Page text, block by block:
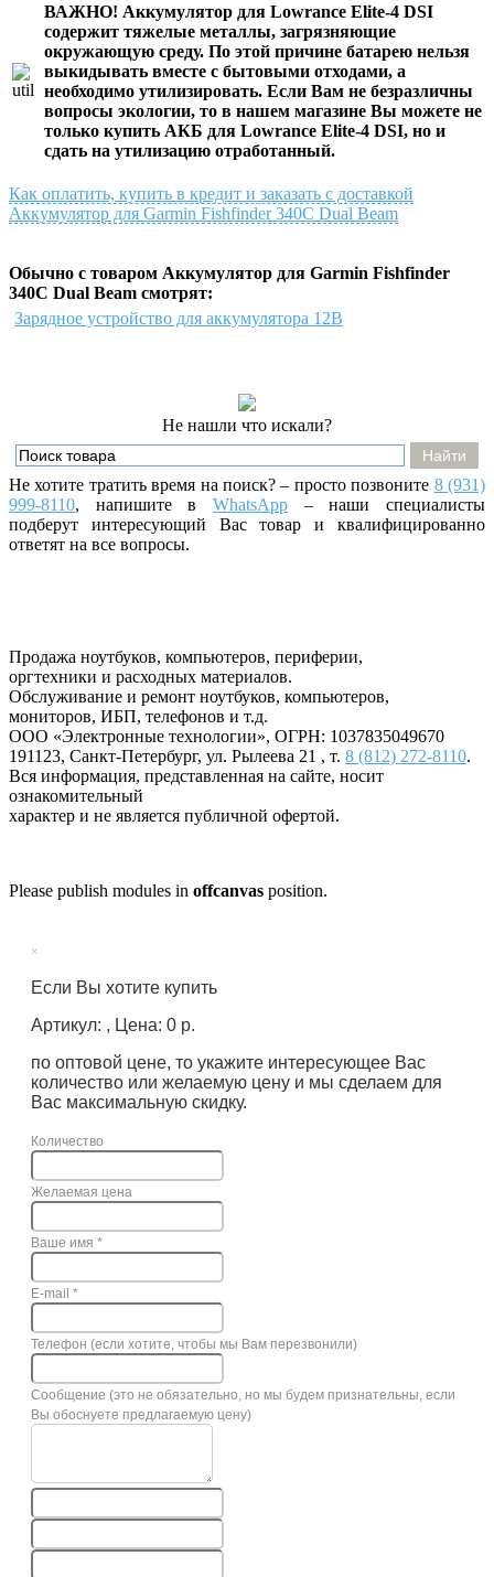
ВАЖНО! Аккумулятор для Lowrance Elite-4 DSI
содержит тяжелые металлы, загрязняющие
окружающую среду. По этой причине батарею нельзя
выкидывать вместе с бытовыми отходами, а
необходимо утилизировать. Если Вам не безразличны
вопросы экологии, то в нашем магазине Вы можете не
только купить АКБ для Lowrance Elite-4 DSI, но и
сдать на утилизацию отработанный.
Как оплатить, купить в кредит и заказать с доставкой
Аккумулятор для Garmin Fishfinder 340C Dual Beam
Обычно с товаром Аккумулятор для Garmin Fishfinder
340C Dual Beam смотрят:
Зарядное устройство для аккумулятора 12В
Не нашли что искали?
Не хотите тратить время на поиск? – просто позвоните 8 (931)
999-8110, напишитевWhatsApp – наши специалисты
подберут интересующий Вас товар и квалифицированно
ответят на все вопросы.
Продажа ноутбуков, компьютеров, периферии,
оргтехники и расходных материалов.
Обслуживание и ремонт ноутбуков, компьютеров,
мониторов, ИБП, телефонов и т.д.
ООО «Электронные технологии», ОГРН: 1037835049670
191123, Санкт-Петербург, ул. Рылеева 21 , т. 8 (812) 272-8110.
Вся информация, представленная на сайте, носит
ознакомительный
характер и не является публичной офертой.
Please publish modules in offcanvas position.
×
Если Вы хотите купить
Артикул: , Цена: 0 р.
по оптовой цене, то укажите интересующее Вас
количество или желаемую цену и мы сделаем для
Вас максимальную скидку.
Количество
Желаемая цена
Ваше имя *
E-mail *
Телефон (если хотите, чтобы мы Вам перезвонили)
Сообщение (это не обязательно, но мы будем признательны, если
Вы обоснуете предлагаемую цену)